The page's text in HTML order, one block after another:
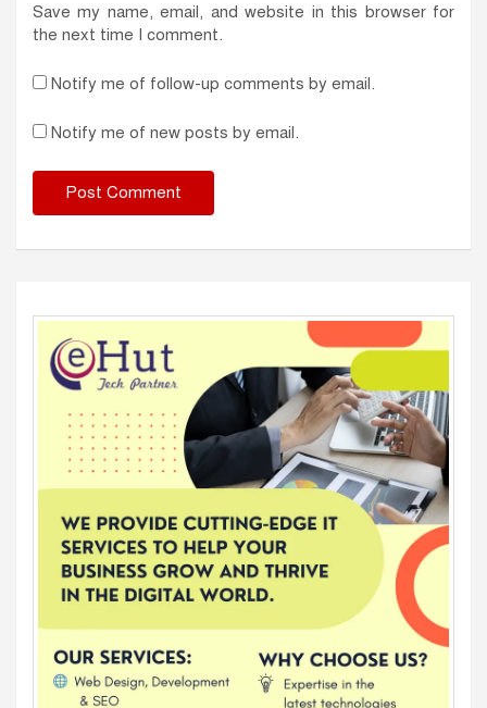
Save my name, email, and website in this browser for
the next time I comment.
Notify me of follow-up comments by email.
Notify me of new posts by email.